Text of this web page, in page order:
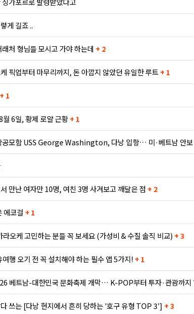
게 길죠 ..
처 형님들 모시고 가야 하는데 + 2
픽업부터 마무리까지, 돈 아깝지 않았던 유일한 루트+ 1
+ 1
6일, 황제 로얄 근황+ 1
공모함 USS George Washington, 다낭 입항… 미·베트남 안보
만난 여자만 10명, 여친 3명 사겨보고 깨달은 점 + 2
에코걸 + 1
라오케 고민하는 분들 꼭 보세요 (가성비 & 수질 솔직 비교) + 3
행 오기 전 꼭 설치해야 하는 필수 앱 5가지! + 1
베트남-대한민국 문화축제 개막… K-POP부터 투자·관광까지
쓰는 [다낭 현지에서 흔히 당하는 '호구 유형 TOP 3'] + 3